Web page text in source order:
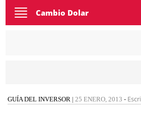
Toggle
navigation
Cambio Dolar
GUÍA DEL INVERSOR | 25 ENERO, 2013 -